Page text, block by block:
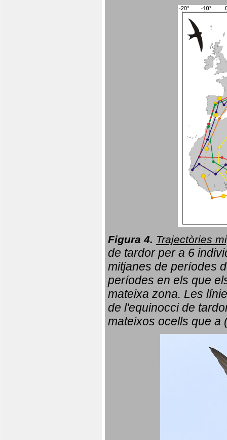
Figura 4. Trajectòries
de tardor per a 6
mitjanes de períodes
períodes en els que
mateixa zona. Les
de l'equinocci de
mateixos ocells que a